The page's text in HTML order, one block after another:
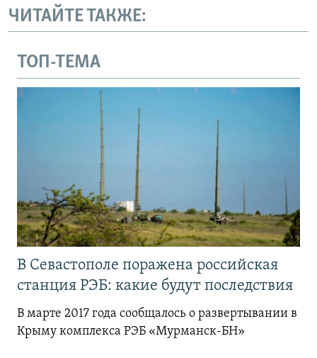
ЧИТАЙТЕ ТАКЖЕ:
ТОП-ТЕМА
В Севастополе поражена российская
станция РЭБ: какие будут последствия
В марте 2017 года сообщалось о развертывании в
Крыму комплекса РЭБ «Мурманск-БН»